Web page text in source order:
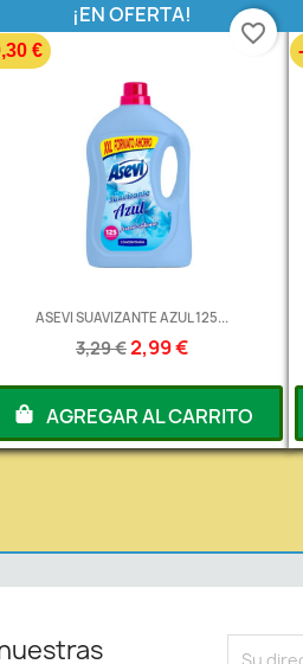
ASEVI SUAVIZANTE AZUL 125...
3,29 €2,99 €
¡EN OFERTA!
€
AGREGAR AL CARRITO
favorite_border